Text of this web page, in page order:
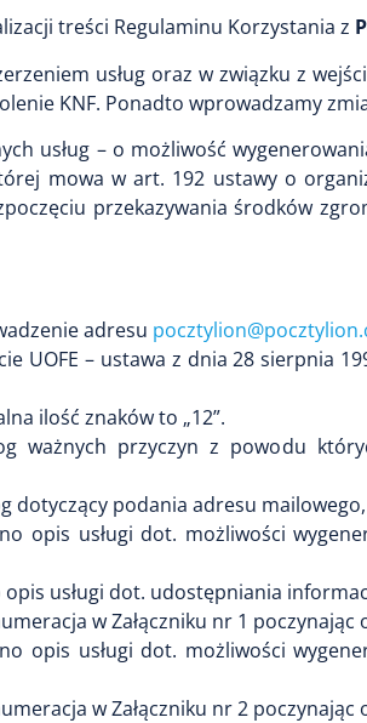
treści Regulaminu Korzystania z
usług oraz w związku z
KNF. Ponadto wprowadzamy
usług – o możliwość
mowa w art. 192 ustawy o
przekazywania środków
adresu
UOFE – ustawa z dnia 28 sierpnia
ilość znaków to „12”.
ważnych przyczyn z powodu
dotyczący podania adresu
opis usługi dot. możliwości
usługi dot. udostępniania
w Załączniku nr 1 poczynając
opis usługi dot. możliwości
w Załączniku nr 2 poczynając